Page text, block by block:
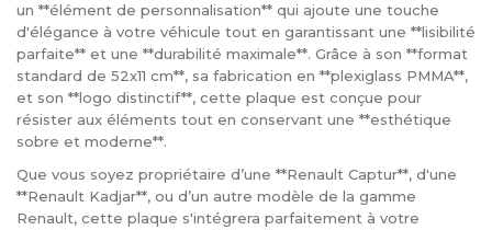
un **élément de personnalisation** qui ajoute une touche
d'élégance à votre véhicule tout en garantissant une **lisibilité
parfaite** et une **durabilité maximale**. Grâce à son **format
standard de 52x11 cm**, sa fabrication en **plexiglass PMMA**,
et son **logo distinctif**, cette plaque est conçue pour
résister aux éléments tout en conservant une **esthétique
sobre et moderne**.
Que vous soyez propriétaire d’une **Renault Captur**, d'une
**Renault Kadjar**, ou d’un autre modèle de la gamme
Renault, cette plaque s'intégrera parfaitement à votre